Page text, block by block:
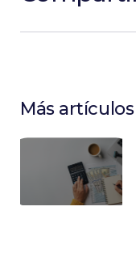
Más artículos